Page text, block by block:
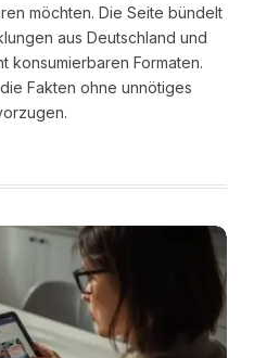
möchten. Die Seite bündelt
aus Deutschland und
konsumierbaren Formaten.
Fakten ohne unnötiges